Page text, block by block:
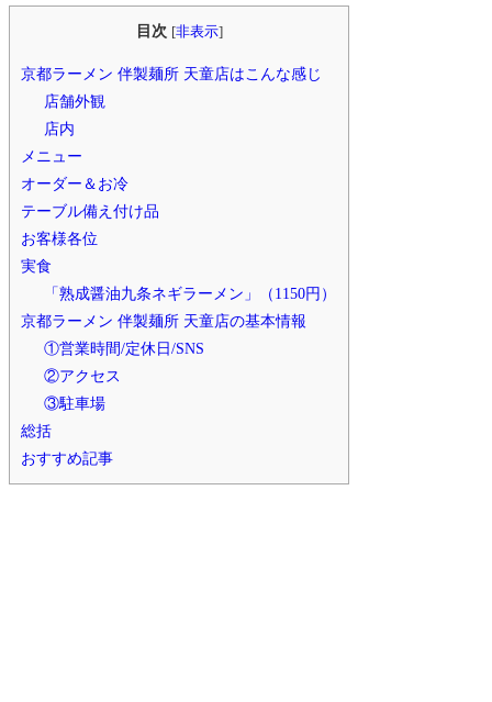
目次 [非表示]
京都ラーメン 伴製麺所 天童店はこんな感じ
店舗外観
店内
メニュー
オーダー＆お冷
テーブル備え付け品
お客様各位
実食
「熟成醤油九条ネギラーメン」（1150円）
京都ラーメン 伴製麺所 天童店の基本情報
①営業時間/定休日/SNS
②アクセス
③駐車場
総括
おすすめ記事